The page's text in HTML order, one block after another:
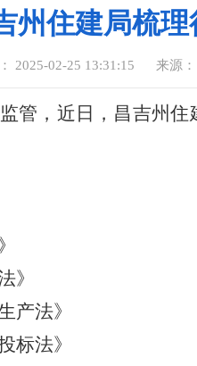
州住建局梳
2025-02-25 13:31:15 来源
管，近日，昌吉州
》
产法》
标法》